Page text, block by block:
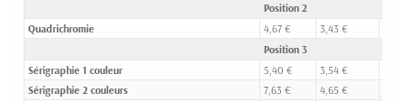
Position 2
Quadrichromie
4,67 € 3,43 €
Position 3
Sérigraphie 1 couleur
5,40 € 3,54 €
Sérigraphie 2 couleurs
7,63 € 4,65 €